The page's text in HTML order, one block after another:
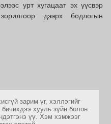
урт хугацаат эх үүсвэр
дээрх бодлогын
зарим үг, хэллэгийг
бичихдээ хууль зүйн болон
үү. Хэм хэмжээг